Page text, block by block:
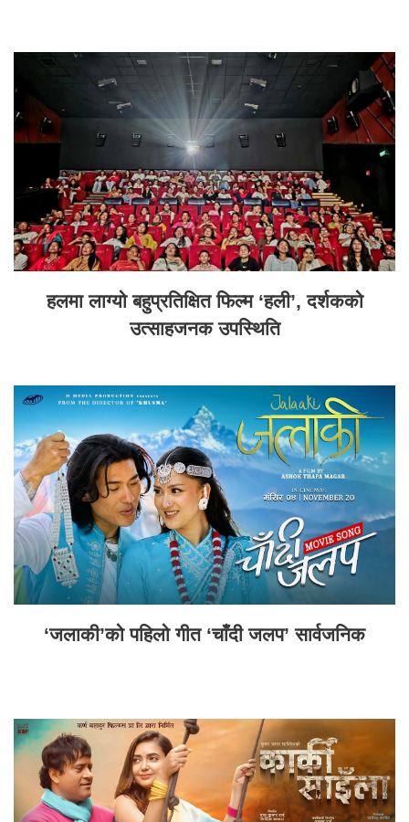
हलमा लाग्यो बहुप्रतिक्षित फिल्म ‘हली’, दर्शकको
उत्साहजनक उपस्थिति
‘जलाकी’को पहिलो गीत ‘चाँदी जलप’ सार्वजनिक